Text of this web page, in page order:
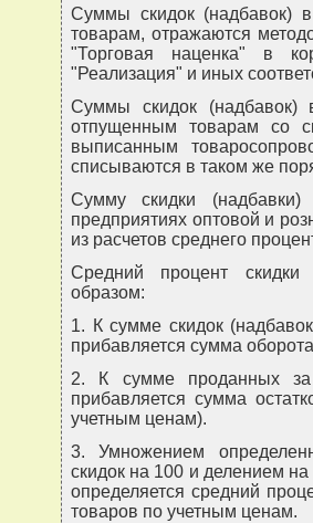
Суммы скидок (надбавок)
товарам, отражаются
"Торговая наценка" в
"Реализация" и иных
Суммы скидок (надбавок)
отпущенным товарам со
выписанным
списываются в таком же
Сумму скидки
предприятиях оптовой и
из расчетов среднего
Средний процент скидки
образом:
1. К сумме скидок
прибавляется сумма
2. К сумме проданных
прибавляется сумма
учетным ценам).
3. Умножением
скидок на 100 и делением
определяется средний
товаров по учетным ценам.